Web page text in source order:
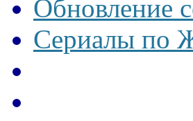
Обновление
Сериалы по